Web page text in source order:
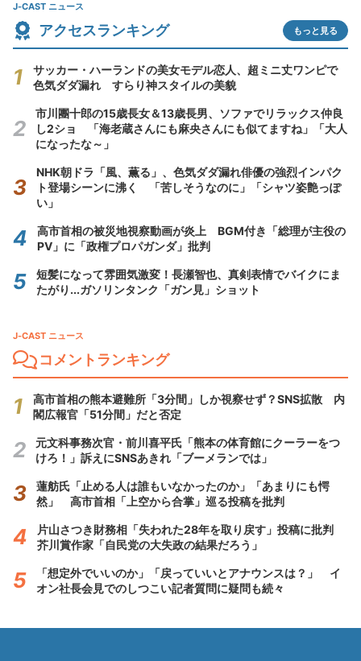
J-CAST ニュース
アクセスランキング もっと見る
サッカー・ハーランドの美女モデル恋人、超ミニ丈ワンピで
色気ダダ漏れ すらり神スタイルの美貌
市川團十郎の15歳長女＆13歳長男、ソファでリラックス仲良
し2ショ 「海老蔵さんにも麻央さんにも似てますね」「大人
になったな～」
NHK朝ドラ「風、薫る」、色気ダダ漏れ俳優の強烈インパク
ト登場シーンに沸く 「苦しそうなのに」「シャツ姿艶っぽ
い」
高市首相の被災地視察動画が炎上 BGM付き「総理が主役の
PV」に「政権プロパガンダ」批判
短髪になって雰囲気激変！長瀬智也、真剣表情でバイクにま
たがり...ガソリンタンク「ガン見」ショット
J-CAST ニュース
コメントランキング
高市首相の熊本避難所「3分間」しか視察せず？SNS拡散 内
閣広報官「51分間」だと否定
元文科事務次官・前川喜平氏「熊本の体育館にクーラーをつ
けろ！」訴えにSNSあきれ「ブーメランでは」
蓮舫氏「止める人は誰もいなかったのか」「あまりにも愕
然」 高市首相「上空から合掌」巡る投稿を批判
片山さつき財務相「失われた28年を取り戻す」投稿に批判
芥川賞作家「自民党の大失政の結果だろう」
「想定外でいいのか」「戻っていいとアナウンスは？」 イ
オン社長会見でのしつこい記者質問に疑問も続々